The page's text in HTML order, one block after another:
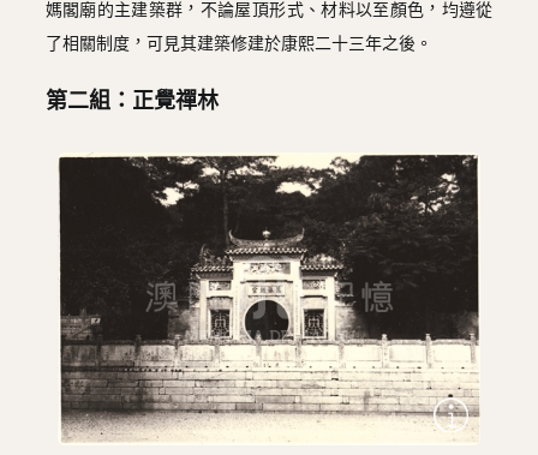
媽閣廟的主建築群，不論屋頂形式、材料以至顏色，均遵從
了相關制度，可見其建築修建於康熙二十三年之後。
第二組：正覺禪林